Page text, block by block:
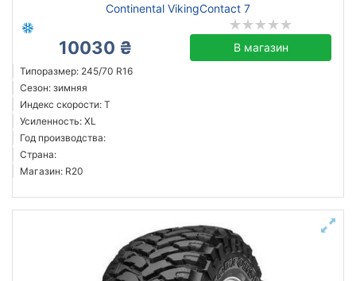
Continental VikingContact 7
10030 ₴ В магазин
Типоразмер: 245/70 R16
Сезон: зимняя
Индекс скорости: T
Усиленность: XL
Год производства:
Страна:
Магазин: R20